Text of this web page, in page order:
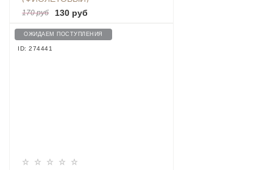
170 руб 130 руб
ОЖИДАЕМ ПОСТУПЛЕНИЯ
ID: 274441